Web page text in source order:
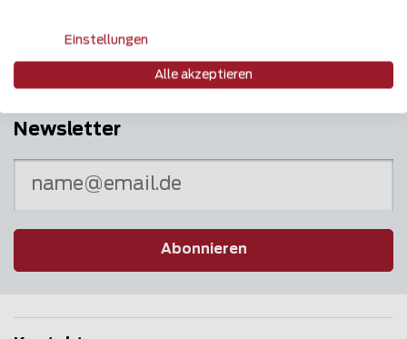
Newsletter
Abonnieren
Einstellungen
Alle akzeptieren